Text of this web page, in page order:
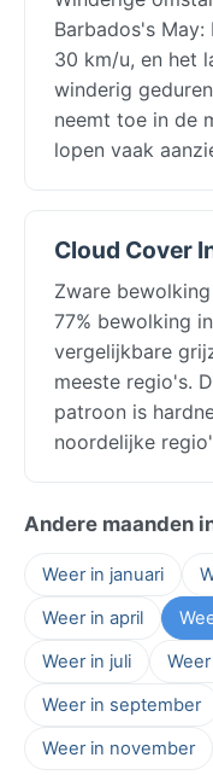
Barbados's
30 km/u, en het
winderig
neemt toe in de
lopen vaak
Cloud Cover
Zware
77% bewolking
vergelijkbare
meeste regio's.
patroon is
noordelijke
Andere maanden
Weer in januari
Weer in april
Weer in juli
Weer in september
Weer in november